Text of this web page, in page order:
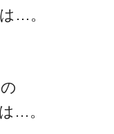
…。
…。